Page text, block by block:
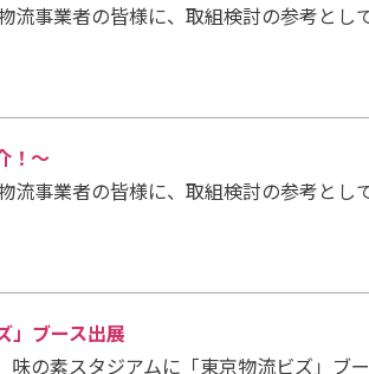
事業者の皆様に、取組検討の参考とし
！～
事業者の皆様に、取組検討の参考とし
」ブース出展
の素スタジアムに「東京物流ビズ」ブ